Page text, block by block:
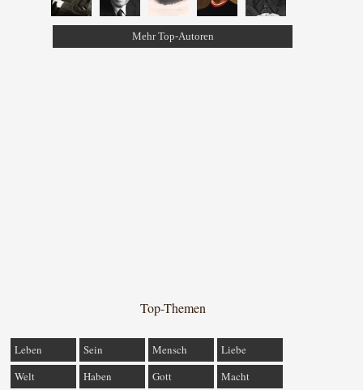
Mehr Top-Autoren
Top-Themen
Leben Sein Mensch
Liebe
Welt
Haben Gott Macht